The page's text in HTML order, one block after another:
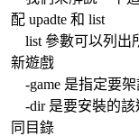
配 upadte 和 list
list 參數可以列出
新遊戲
-game 是指定要架
-dir 是要安裝的該
同目錄